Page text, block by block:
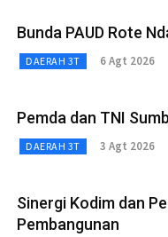
Bunda PAUD Rote
DAERAH 3T 6 Agt 2026
Pemda dan TNI
DAERAH 3T 3 Agt 2026
Sinergi Kodim dan
Pembangunan